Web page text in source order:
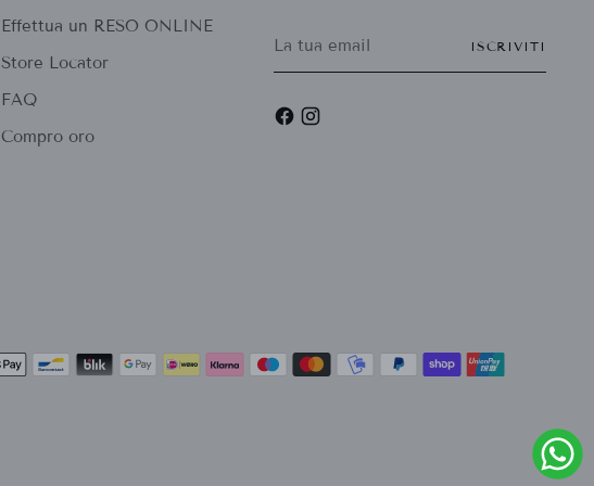
Effettua un RESO ONLINE
Store Locator
FAQ
Compro oro
tua
email
ISCRIVITI